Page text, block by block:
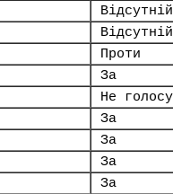
Відсутній
Відсутній
Проти
За
Не
За
За
За
За